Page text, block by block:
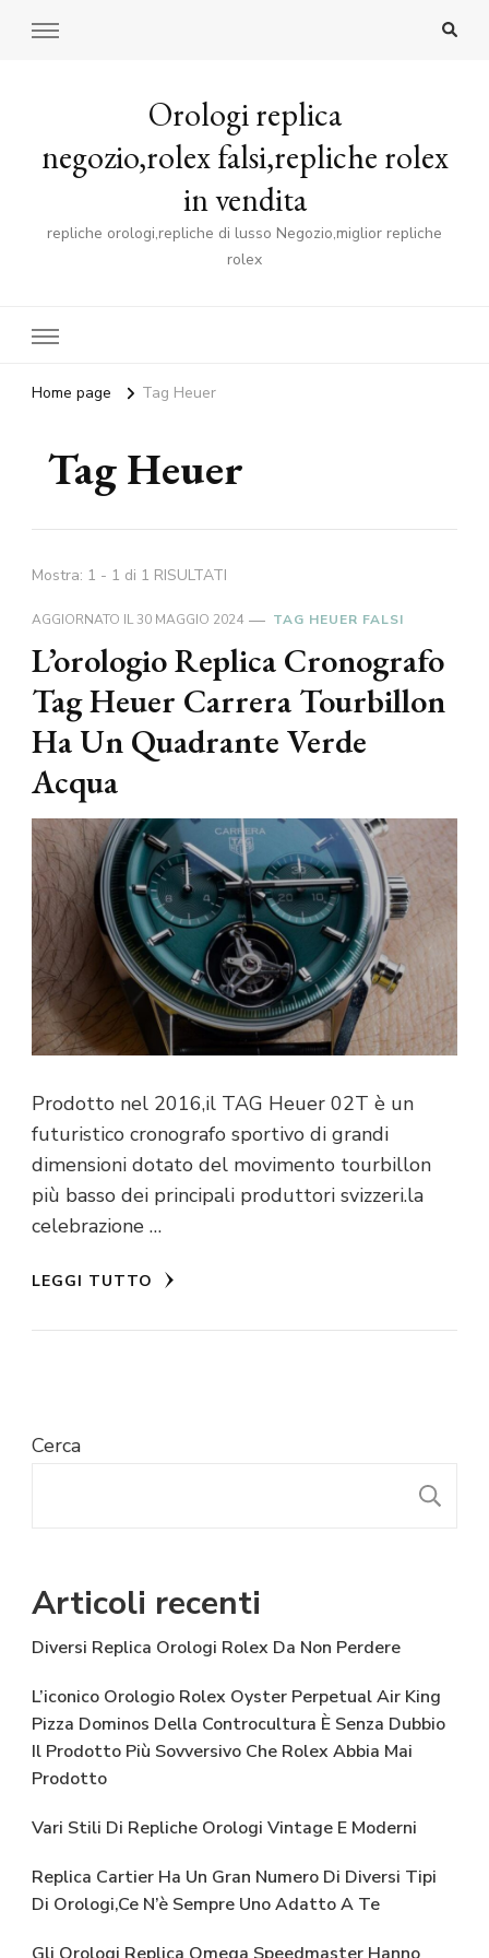
Orologi replica
negozio,rolex falsi,repliche rolex
in vendita
repliche orologi,repliche di lusso Negozio,miglior repliche
rolex
Home page Tag Heuer
Tag Heuer
Mostra: 1 - 1 di 1 RISULTATI
AGGIORNATO IL30 MAGGIO 2024 TAG HEUER FALSI
L’orologio Replica Cronografo
Tag Heuer Carrera Tourbillon
Ha Un Quadrante Verde
Acqua
Prodotto nel 2016,il TAG Heuer 02T è un
futuristico cronografo sportivo di grandi
dimensioni dotato del movimento tourbillon
più basso dei principali produttori svizzeri.la
celebrazione …
LEGGI TUTTO
Cerca
Articoli recenti
Diversi Replica Orologi Rolex Da Non Perdere
L’iconico Orologio Rolex Oyster Perpetual Air King
Pizza Dominos Della Controcultura È Senza Dubbio
Il Prodotto Più Sovversivo Che Rolex Abbia Mai
Prodotto
Vari Stili Di Repliche Orologi Vintage E Moderni
Replica Cartier Ha Un Gran Numero Di Diversi Tipi
Di Orologi,Ce N’è Sempre Uno Adatto A Te